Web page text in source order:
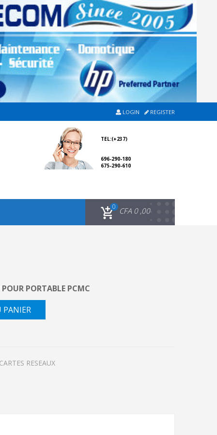
LOGIN REGISTER
TEL:(+237)
696-290-180
675-290-610
0 CFA0 ,00
POUR PORTABLE PCMC
PANIER
RESEAUX